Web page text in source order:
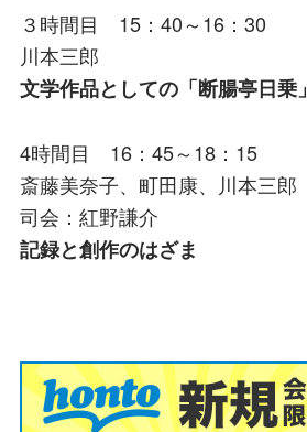
３時間目 15：40～16：30
川本三郎
文学作品としての「断腸亭日乗」
4時間目 16：45～18：15
斎藤美奈子、町田康、川本三郎
司会：紅野謙介
記録と創作のはざま